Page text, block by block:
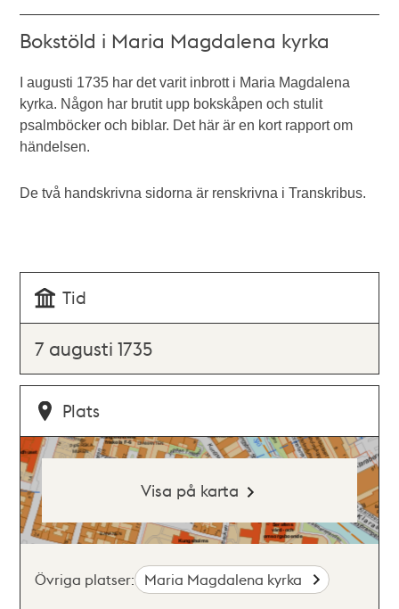
Bokstöld i Maria Magdalena kyrka
I augusti 1735 har det varit inbrott i Maria Magdalena
kyrka. Någon har brutit upp bokskåpen och stulit
psalmböcker och biblar. Det här är en kort rapport om
händelsen.
De två handskrivna sidorna är renskrivna i Transkribus.
Tid
7 augusti 1735
Plats
Visa på karta
Övriga platser: Maria Magdalena kyrka